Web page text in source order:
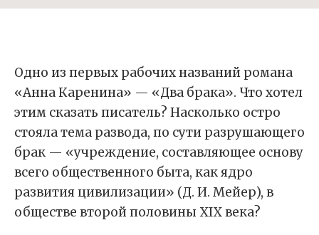
Одно из первых рабочих названий романа
«Анна Каренина» — «Два брака». Что хотел
этим сказать писатель? Насколько остро
стояла тема развода, по сути разрушающего
брак — «учреждение, составляющее основу
всего общественного быта, как ядро
развития цивилизации» (Д. И. Мейер), в
обществе второй половины XIX века?